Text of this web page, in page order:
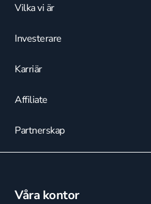
Vilka vi är
Investerare
Karriär
Affiliate
Partnerskap
Våra kontor